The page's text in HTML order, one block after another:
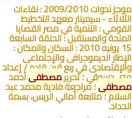
موجز ندوات 2009/2010 : لقاءات
الثلاثاء - سيمينار معهد التخطيط
القومي : التنمية في مصر القضايا
الملحة والمستقبل : الحلقة السابعة
15 يونيه 2010 : السكان والمكان :
الإطار الديموجرافى والإجتماعى
والإقتصادى في ربع قرن قادم /إعداد
منى دسوقي ؛ تحريرمصطفىأحمد
مصطفى؛ مراجعة فادية محمد عبد
السلام ؛ متابعة أماني الريس، بسمة
الحداد.